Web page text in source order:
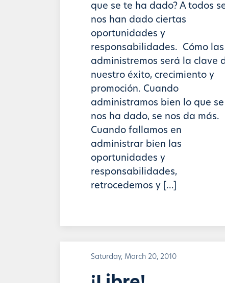
que se te ha dado? A todos
nos han dado ciertas
oportunidades y
responsabilidades. Cómo las
administremos será la clave
nuestro éxito, crecimiento y
promoción. Cuando
administramos bien lo que se
nos ha dado, se nos da más.
Cuando fallamos en
administrar bien las
oportunidades y
responsabilidades,
retrocedemos y […]
Saturday, March 20, 2010